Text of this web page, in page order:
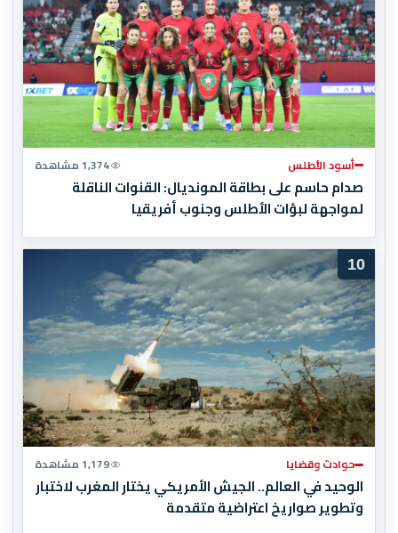
أسود الأطلس 1,374 مشاهدة
صدام حاسم على بطاقة المونديال: القنوات الناقلة
لمواجهة لبؤات الأطلس وجنوب أفريقيا
10
حوادث وقضايا 1,179 مشاهدة
الوحيد في العالم.. الجيش الأمريكي يختار المغرب لاختبار
وتطوير صواريخ اعتراضية متقدمة